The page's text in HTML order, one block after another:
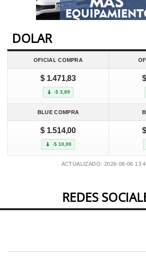
DOLAR
OFICIAL COMPRA
$ 1.471,83
-$ 3,89
BLUE COMPRA
$ 1.514,00
-$ 10,00
ACTUALIZADO: 2026-08-06
REDES